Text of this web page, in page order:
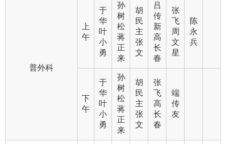
普外科
上
午
于
华
叶
小
勇
孙
树
松
蒋
正
来
胡
民
主
张
文
吕
传
新
高
长
春
张
飞
周
文
星
陈
永
兵
下
午
于
华
叶
小
勇
孙
树
松
蒋
正
来
胡
民
主
张
文
张
飞
高
长
春
端
传
友